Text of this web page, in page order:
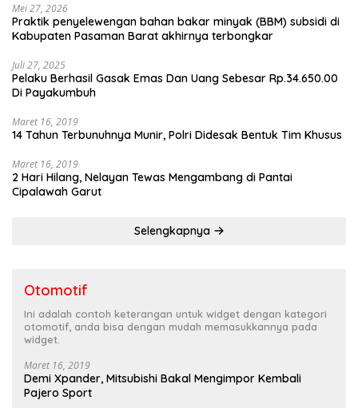
Mei 27, 2026
Praktik penyelewengan bahan bakar minyak (BBM) subsidi di
Kabupaten Pasaman Barat akhirnya terbongkar
Juli 27, 2025
Pelaku Berhasil Gasak Emas Dan Uang Sebesar Rp.34.650.00
Di Payakumbuh
Maret 16, 2019
14 Tahun Terbunuhnya Munir, Polri Didesak Bentuk Tim Khusus
Maret 16, 2019
2 Hari Hilang, Nelayan Tewas Mengambang di Pantai
Cipalawah Garut
Selengkapnya
Otomotif
Ini adalah contoh keterangan untuk widget dengan kategori
otomotif, anda bisa dengan mudah memasukkannya pada
widget.
Maret 16, 2019
Demi Xpander, Mitsubishi Bakal Mengimpor Kembali
Pajero Sport